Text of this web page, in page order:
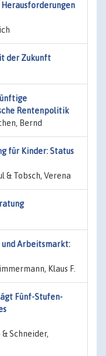
der Zukunft
Rentenpolitik
Bernd
für Kinder: Status
& Tobsch, Verena
und Arbeitsmarkt:
Klaus F.
Fünf-Stufen-
Schneider,